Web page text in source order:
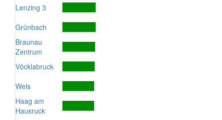
Lenzing 3
Grünbach
Braunau
Zentrum
Vöcklabruck
Wels
Haag am
Hausruck